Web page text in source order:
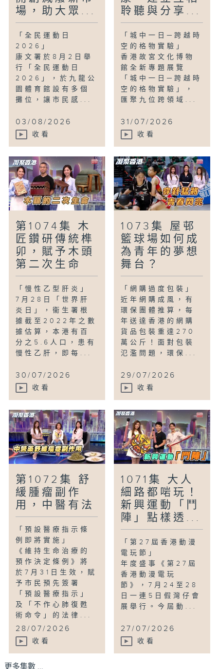
場，助大眾...
「全民運動日
2026」
康文署於8月2日舉
行「全民運動日
2026」，於九龍公
園體育館設有多個
攤位，讓市民感...
03/08/2026
收看
聆聽與分享...
「城中一日─跨越時
空的格物實驗」
香港故宮文化博物
館全新專題展覽
「城中一日─跨越時
空的格物實驗」，
匯聚九位跨領域...
31/07/2026
收看
第1074集 木
匠鑽研傳統榫
卯，賦予木頭
第二次生命
「慢性乙型肝炎」
7月28日「世界肝
炎日」，衞生署根
據截至2022年之數
據估算，本港有百
分之5.6人口，患有
慢性乙肝，即每...
30/07/2026
收看
1073集 屋邨
籃球場如何成
為青年的夢想
舞台？
「網購過度包裝」
近年網購成風，有
環保團體推算，每
年送達香港的網購
貨品包裝重達270
萬公斤！面對包裝
氾濫問題，環保...
29/07/2026
收看
第1072集 舒
緩腫瘤副作
用，中醫有法
「預設醫療指示條
例即將實施」
《維持生命治療的
預作決定條例》將
於7月31日生效，賦
予市民預先簽署
「預設醫療指示」
及「不作心肺復甦
術命令」的法律...
28/07/2026
收看
1071集 大人
細路都啱玩！
新興運動「鬥
陣」點樣透...
「第27屆香港動漫
電玩節」
年度盛事《第27屆
香港動漫電玩
節》，7月24至28
日一連5日假灣仔會
展舉行。今屆動...
27/07/2026
收看
更多集數 ...